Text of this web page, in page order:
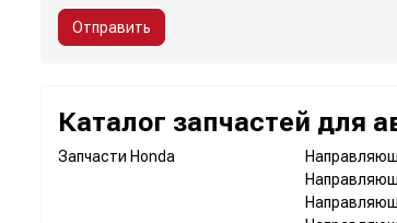
Отправить
Каталог запчастей для
Запчасти Honda